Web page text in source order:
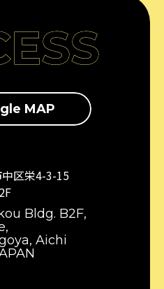
MAP
区栄4-3-15
Bldg. B2F,
Aichi